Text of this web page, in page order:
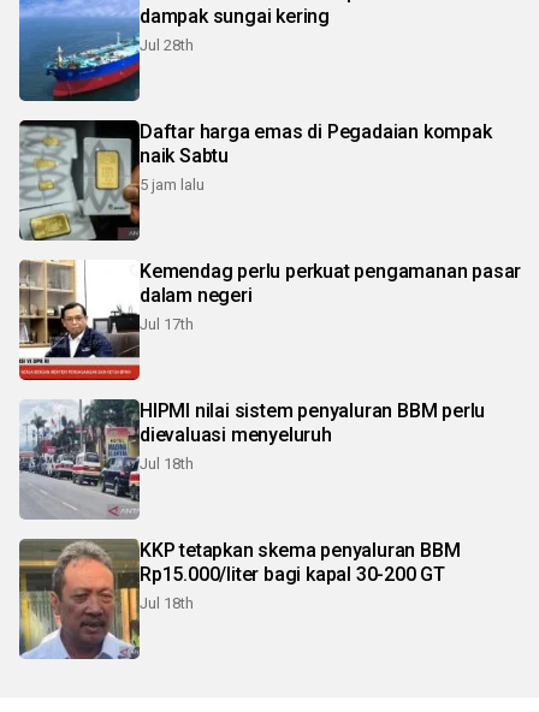
dampak sungai kering
Jul 28th
Daftar harga emas di Pegadaian kompak
naik Sabtu
5 jam lalu
Kemendag perlu perkuat pengamanan pasar
dalam negeri
Jul 17th
HIPMI nilai sistem penyaluran BBM perlu
dievaluasi menyeluruh
Jul 18th
KKP tetapkan skema penyaluran BBM
Rp15.000/liter bagi kapal 30-200 GT
Jul 18th